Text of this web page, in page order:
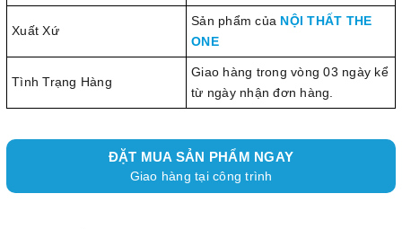
Xuất Xứ
Sản phẩm của NỘI THẤT THE
ONE
Tình Trạng Hàng
Giao hàng trong vòng 03 ngày kể
từ ngày nhận đơn hàng.
ĐẶT MUA SẢN PHẨM NGAY
Giao hàng tại công trình